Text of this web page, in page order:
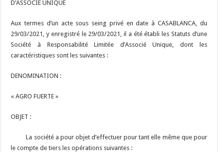
D’ASSOCIE UNIQUE
Aux termes d’un acte sous seing privé en date à CASABLANCA, du
29/03/2021, y enregistré le 29/03/2021, il a été établi les Statuts d’une
Société à Responsabilité Limitée d’Associé Unique, dont les
caractéristiques sont les suivantes :
DENOMINATION :
« AGRO FUERTE »
OBJET :
La société a pour objet d’effectuer pour tant elle même que pour
le compte de tiers les opérations suivantes :